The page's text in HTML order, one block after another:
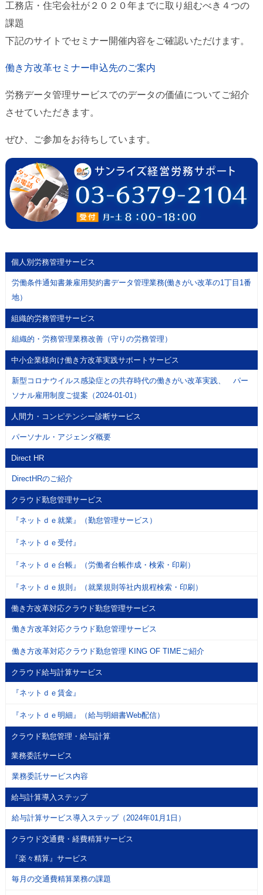
工務店・住宅会社が２０２０年までに取り組むべき４つの
課題
下記のサイトでセミナー開催内容をご確認いただけます。
働き方改革セミナー申込先のご案内
労務データ管理サービスでのデータの価値についてご紹介
させていただきます。
ぜひ、ご参加をお待ちしています。
個人別労務管理サービス
労働条件通知書兼雇用契約書データ管理業務(働きがい改革の1丁目1番
地）
組織的労務管理サービス
組織的・労務管理業務改善（守りの労務管理）
中小企業様向け働き方改革実践サポートサービス
新型コロナウイルス感染症との共存時代の働きがい改革実践、 パー
ソナル雇用制度ご提案（2024-01-01）
人間力・コンピテンシー診断サービス
パーソナル・アジェンダ概要
Direct HR
DirectHRのご紹介
クラウド勤怠管理サービス
『ネットｄｅ就業』（勤怠管理サービス）
『ネットｄｅ受付』
『ネットｄｅ台帳』（労働者台帳作成・検索・印刷）
『ネットｄｅ規則』（就業規則等社内規程検索・印刷）
働き方改革対応クラウド勤怠管理サービス
働き方改革対応クラウド勤怠管理サービス
働き方改革対応クラウド勤怠管理 KING OF TIMEご紹介
クラウド給与計算サービス
『ネットｄｅ賃金』
『ネットｄｅ明細』（給与明細書Web配信）
クラウド勤怠管理・給与計算
業務委託サービス
業務委託サービス内容
給与計算導入ステップ
給与計算サービス導入ステップ（2024年01月1日）
クラウド交通費・経費精算サービス
『楽々精算』サービス
毎月の交通費精算業務の課題